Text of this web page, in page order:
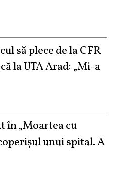
să plece de la CFR
la UTA Arad: „Mi-a
în „Moartea cu
unui spital. A